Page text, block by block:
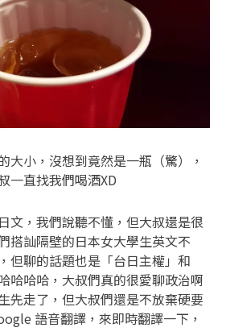
大小，沒想到竟然是一瓶（驚），
一直找我們喝酒XD
文，我們說聽不懂，但大叔還是很
搭訕隔壁的日本女大學生英文不
但聊的話題也是「台日主權」和
哈哈哈，大叔們真的很愛聊政治啊
先走了，但大叔們還是不放棄硬要
語音翻譯，來即時翻譯一下，